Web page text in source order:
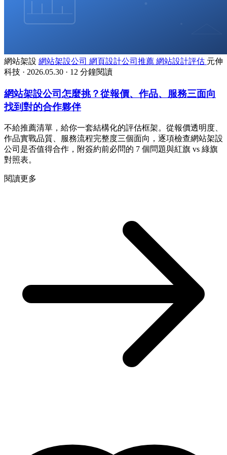
網站架設 網站架設公司 網頁設計公司推薦 網站設計評估 元伸
科技 · 2026.05.30 · 12 分鐘閱讀
網站架設公司怎麼挑？從報價、作品、服務三面向
找到對的合作夥伴
不給推薦清單，給你一套結構化的評估框架。從報價透明度、
作品實戰品質、服務流程完整度三個面向，逐項檢查網站架設
公司是否值得合作，附簽約前必問的 7 個問題與紅旗 vs 綠旗
對照表。
閱讀更多